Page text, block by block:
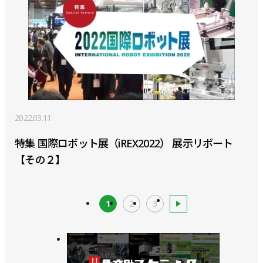
2022.03.11
特集 国際ロボット展（iREX2022） 展示リポート
【その２】
1 2 3